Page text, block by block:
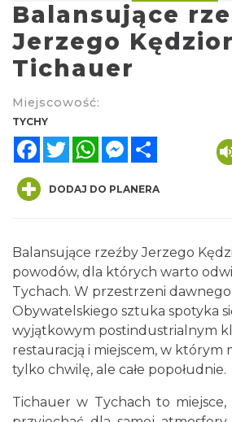
Kwiatkowskiego w Tichauer
Tychy
0.00 km
Muzyka zespołu Metallica
2026
Katowice
12.45 km
Balansujące
Jerzego
Tichauer
Miejscowość:
TYCHY
FacebookTwitterWhatsAppMessenger
DODAJ DO PLANERA
Balansujące rzeźby Jerzego
powodów, dla których warto
Tychach. W przestrzeni
Obywatelskiego sztuka spotyka
wyjątkowym postindustrialnym
restauracją i miejscem, w którym
tylko chwilę, ale całe popołudnie.
Tichauer w Tychach to